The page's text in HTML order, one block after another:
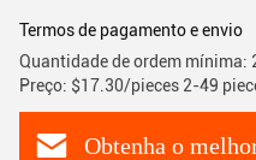
Termos de pagamento e envio
Quantidade de ordem mínima:
Preço: $17.30/pieces 2-49
Obtenha o